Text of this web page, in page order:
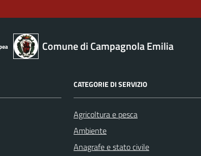
Comune di Campagnola Emilia
CATEGORIE DI SERVIZIO
Agricoltura e pesca
Ambiente
Anagrafe e stato civile